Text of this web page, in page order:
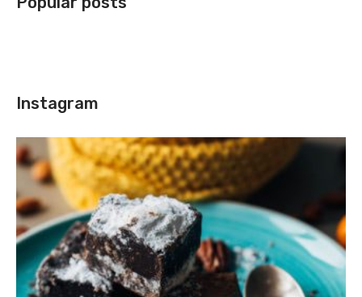
Instagram